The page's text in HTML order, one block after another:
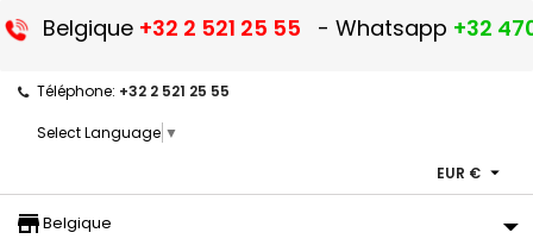
Belgique +32 2 521 25 55 - Whatsapp +32
Téléphone: +32 2 521 25 55
Select Language ▼
EUR € 
storefront
Belgique